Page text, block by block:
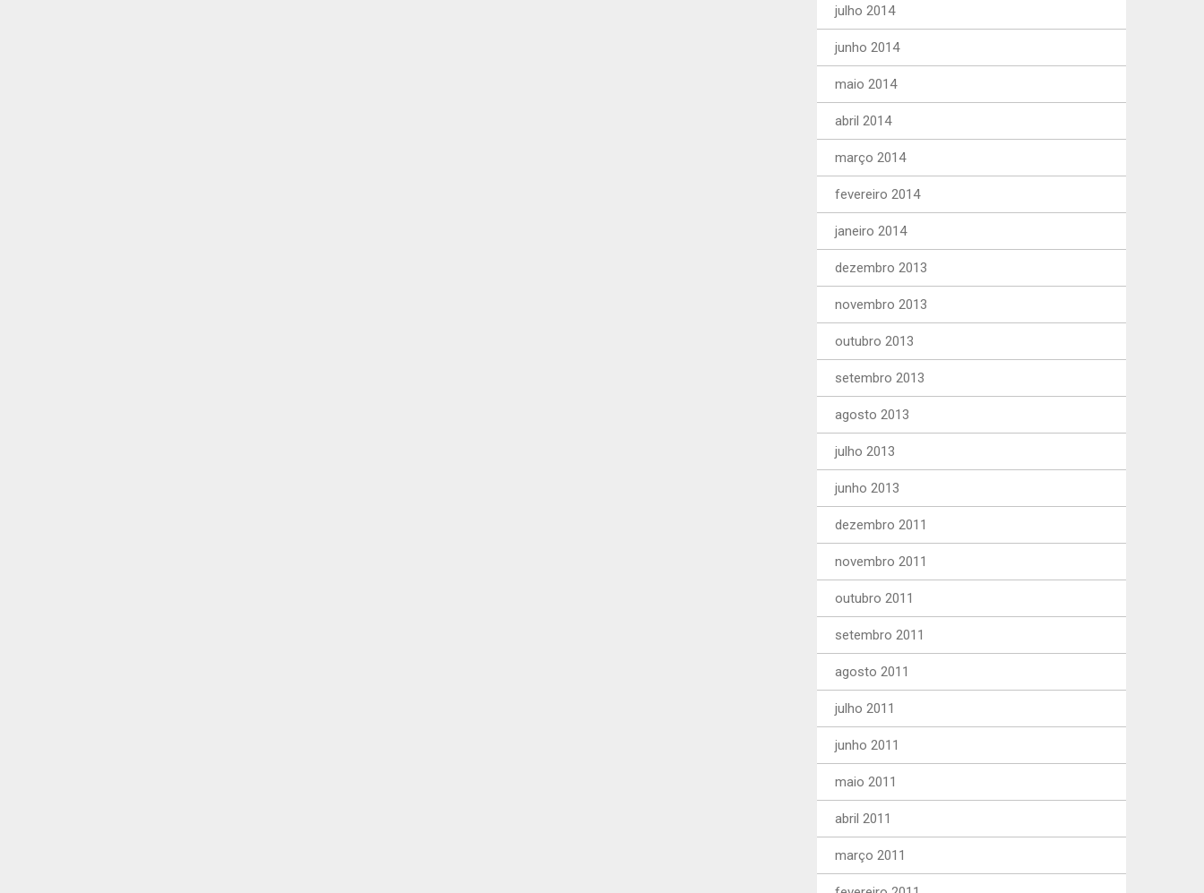
julho 2014
junho 2014
maio 2014
abril 2014
março 2014
fevereiro 2014
janeiro 2014
dezembro 2013
novembro 2013
outubro 2013
setembro 2013
agosto 2013
julho 2013
junho 2013
dezembro 2011
novembro 2011
outubro 2011
setembro 2011
agosto 2011
julho 2011
junho 2011
maio 2011
abril 2011
março 2011